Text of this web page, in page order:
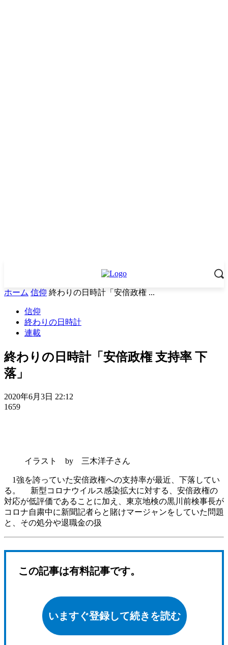
ホーム 信仰 終わりの日時計「安倍政権 ...
信仰
終わりの日時計
連載
終わりの日時計「安倍政権 支持率 下
落」
2020年6月3日 22:12
1659
イラスト by 三木洋子さん
1強を誇っていた安倍政権への支持率が最近、下落してい
る。 新型コロナウイルス感染拡大に対する、安倍政権の
対応が低評価であることに加え、東京地検の黒川前検事長が
コロナ自粛中に新聞記者らと賭けマージャンをしていた問題
と、その処分や退職金の扱
この記事は有料記事です。
いますぐ登録して続きを読む